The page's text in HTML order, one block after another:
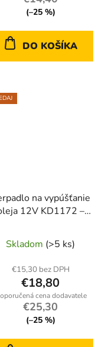
(–25 %)
DO KOŠÍKA
na vypúšťanie
12V KD1172 –
Kraft&Dele
Skladom (>5 ks)
€15,30 bez DPH
€18,80
€25,30
(–25 %)